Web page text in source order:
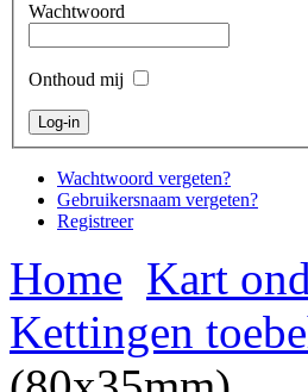
Wachtwoord
Onthoud mij
Wachtwoord vergeten?
Gebruikersnaam vergeten?
Registreer
Home Kart
Kettingen